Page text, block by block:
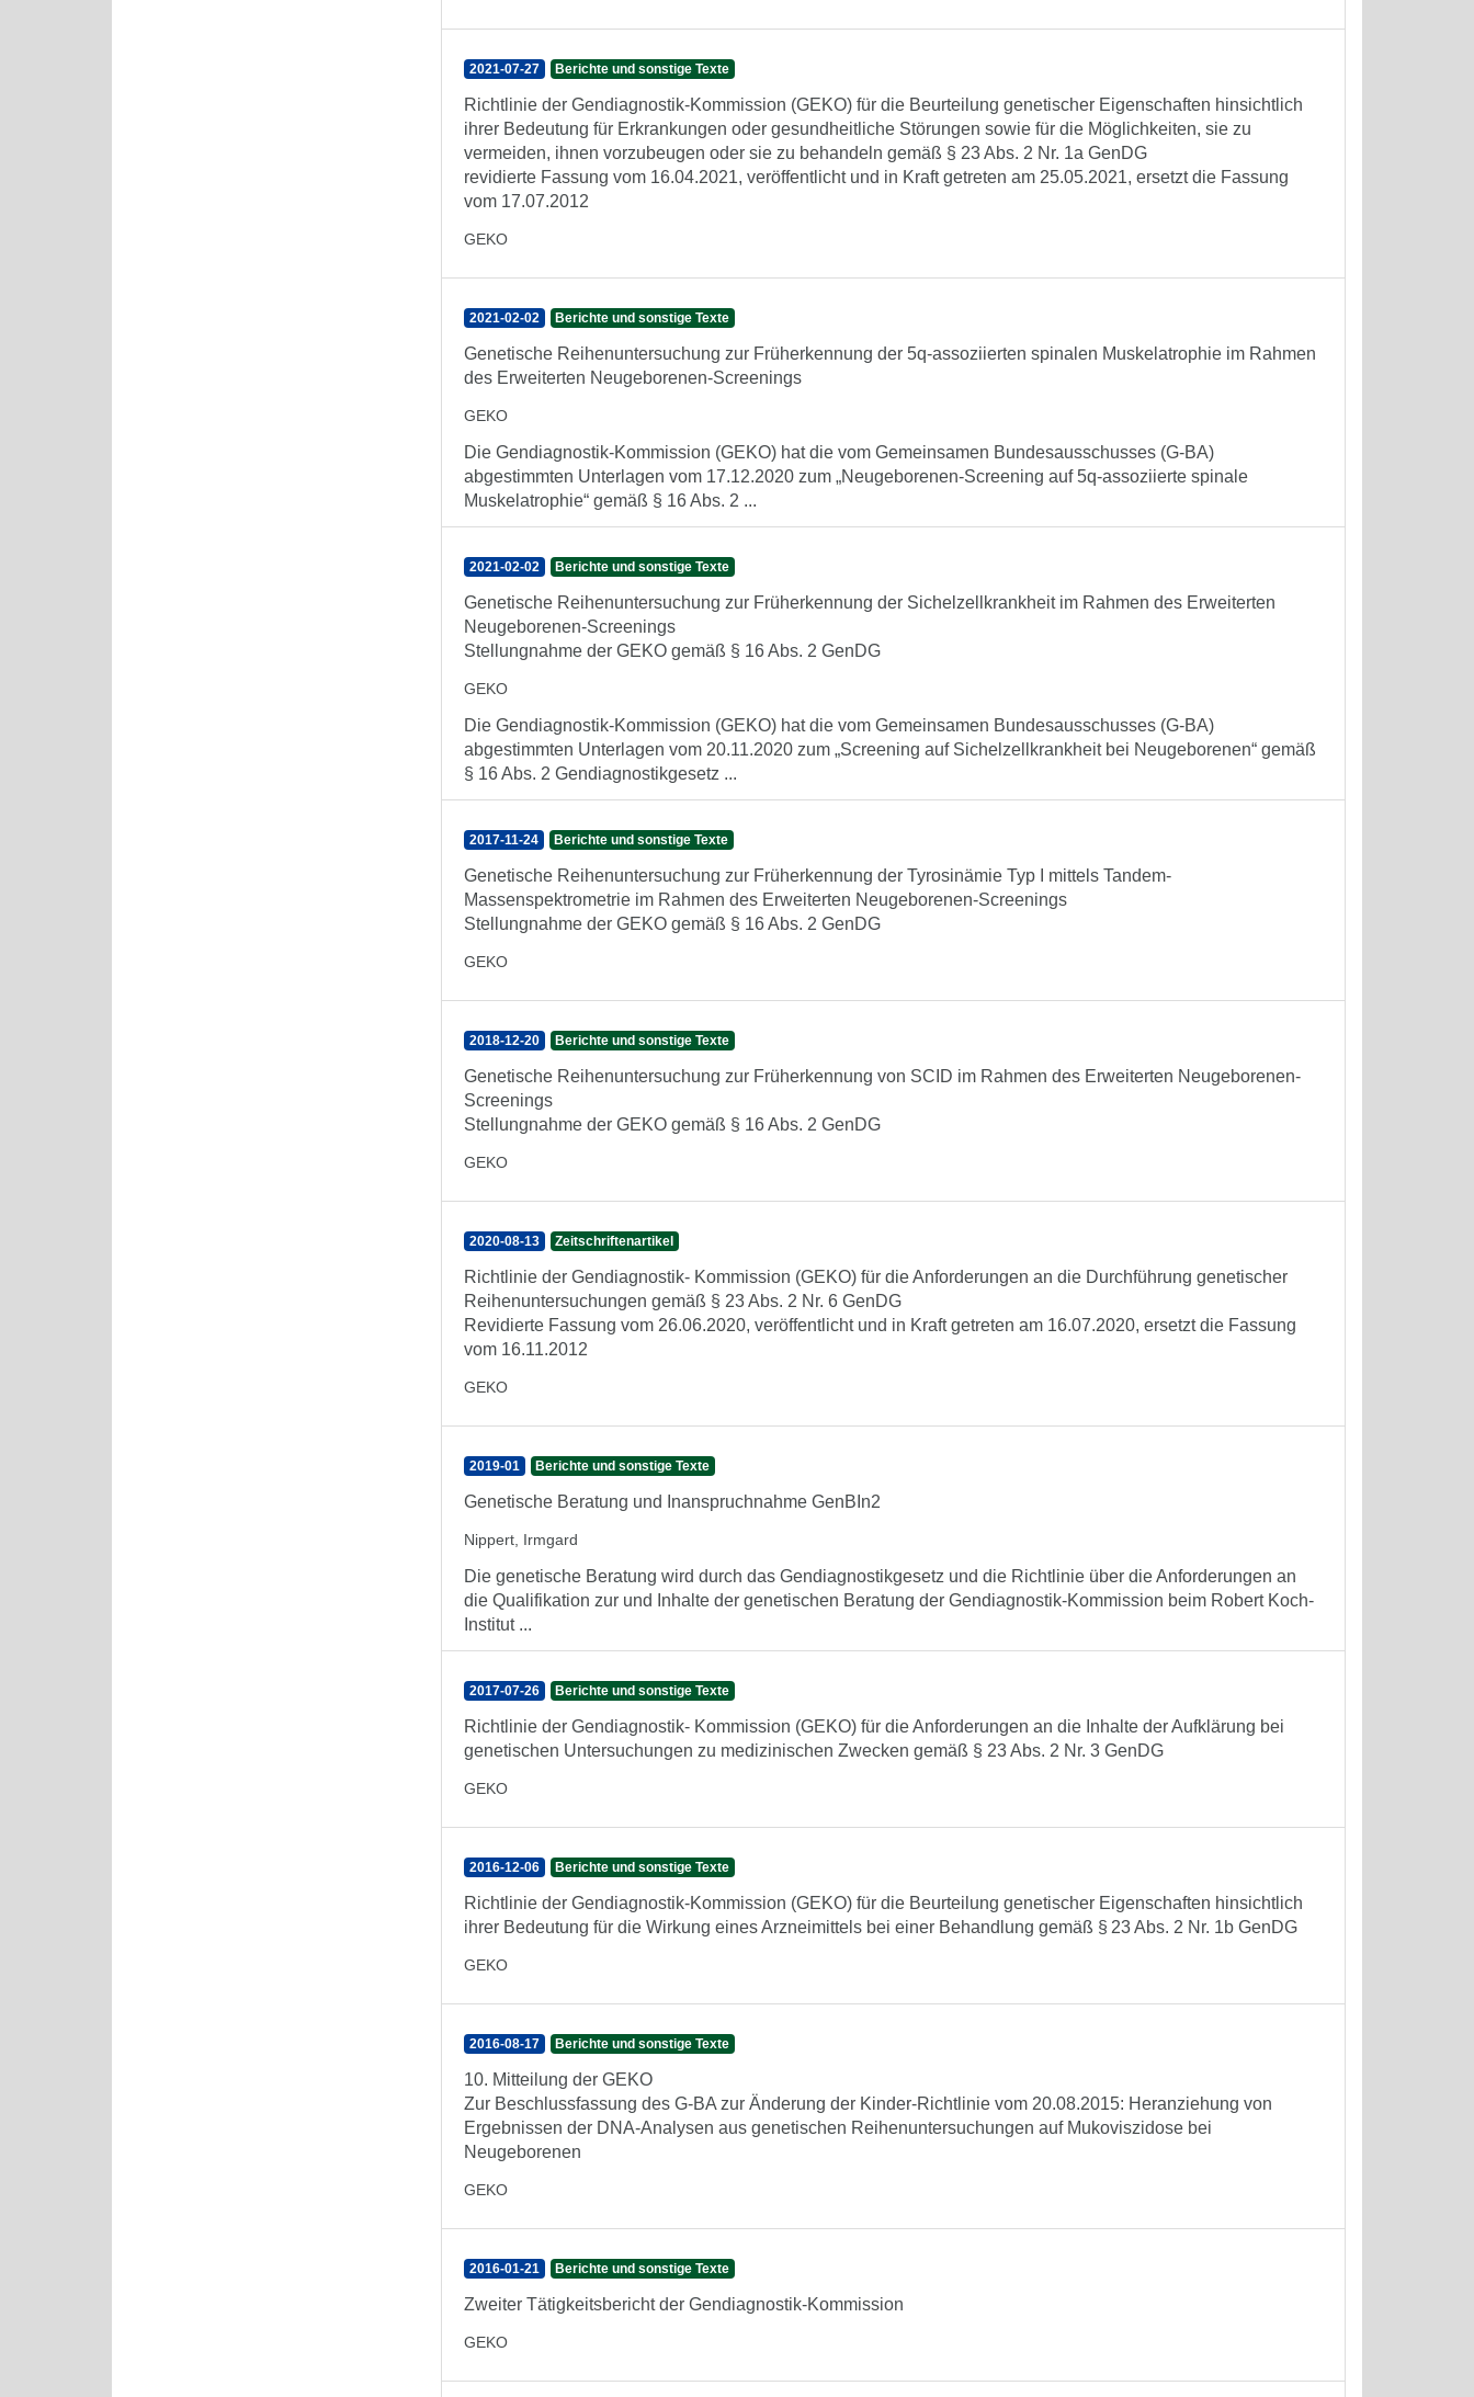
2021-07-27 Berichte und sonstige Texte
Richtlinie der Gendiagnostik-Kommission (GEKO) für die Beurteilung genetischer Eigenschaften hinsichtlich
ihrer Bedeutung für Erkrankungen oder gesundheitliche Störungen sowie für die Möglichkeiten, sie zu
vermeiden, ihnen vorzubeugen oder sie zu behandeln gemäß § 23 Abs. 2 Nr. 1a GenDG
revidierte Fassung vom 16.04.2021, veröffentlicht und in Kraft getreten am 25.05.2021, ersetzt die Fassung
vom 17.07.2012
GEKO
2021-02-02 Berichte und sonstige Texte
Genetische Reihenuntersuchung zur Früherkennung der 5q-assoziierten spinalen Muskelatrophie im Rahmen
des Erweiterten Neugeborenen-Screenings
GEKO
Die Gendiagnostik-Kommission (GEKO) hat die vom Gemeinsamen Bundesausschusses (G-BA)
abgestimmten Unterlagen vom 17.12.2020 zum „Neugeborenen-Screening auf 5q-assoziierte spinale
Muskelatrophie“ gemäß § 16 Abs. 2 ...
2021-02-02 Berichte und sonstige Texte
Genetische Reihenuntersuchung zur Früherkennung der Sichelzellkrankheit im Rahmen des Erweiterten
Neugeborenen-Screenings
Stellungnahme der GEKO gemäß § 16 Abs. 2 GenDG
GEKO
Die Gendiagnostik-Kommission (GEKO) hat die vom Gemeinsamen Bundesausschusses (G-BA)
abgestimmten Unterlagen vom 20.11.2020 zum „Screening auf Sichelzellkrankheit bei Neugeborenen“ gemäß
§ 16 Abs. 2 Gendiagnostikgesetz ...
2017-11-24 Berichte und sonstige Texte
Genetische Reihenuntersuchung zur Früherkennung der Tyrosinämie Typ I mittels Tandem-
Massenspektrometrie im Rahmen des Erweiterten Neugeborenen-Screenings
Stellungnahme der GEKO gemäß § 16 Abs. 2 GenDG
GEKO
2018-12-20 Berichte und sonstige Texte
Genetische Reihenuntersuchung zur Früherkennung von SCID im Rahmen des Erweiterten Neugeborenen-
Screenings
Stellungnahme der GEKO gemäß § 16 Abs. 2 GenDG
GEKO
2020-08-13 Zeitschriftenartikel
Richtlinie der Gendiagnostik- Kommission (GEKO) für die Anforderungen an die Durchführung genetischer
Reihenuntersuchungen gemäß § 23 Abs. 2 Nr. 6 GenDG
Revidierte Fassung vom 26.06.2020, veröffentlicht und in Kraft getreten am 16.07.2020, ersetzt die Fassung
vom 16.11.2012
GEKO
2019-01 Berichte und sonstige Texte
Genetische Beratung und Inanspruchnahme GenBIn2
Nippert, Irmgard
Die genetische Beratung wird durch das Gendiagnostikgesetz und die Richtlinie über die Anforderungen an
die Qualifikation zur und Inhalte der genetischen Beratung der Gendiagnostik-Kommission beim Robert Koch-
Institut ...
2017-07-26 Berichte und sonstige Texte
Richtlinie der Gendiagnostik- Kommission (GEKO) für die Anforderungen an die Inhalte der Aufklärung bei
genetischen Untersuchungen zu medizinischen Zwecken gemäß § 23 Abs. 2 Nr. 3 GenDG
GEKO
2016-12-06 Berichte und sonstige Texte
Richtlinie der Gendiagnostik-Kommission (GEKO) für die Beurteilung genetischer Eigenschaften hinsichtlich
ihrer Bedeutung für die Wirkung eines Arzneimittels bei einer Behandlung gemäß § 23 Abs. 2 Nr. 1b GenDG
GEKO
2016-08-17 Berichte und sonstige Texte
10. Mitteilung der GEKO
Zur Beschlussfassung des G-BA zur Änderung der Kinder-Richtlinie vom 20.08.2015: Heranziehung von
Ergebnissen der DNA-Analysen aus genetischen Reihenuntersuchungen auf Mukoviszidose bei
Neugeborenen
GEKO
2016-01-21 Berichte und sonstige Texte
Zweiter Tätigkeitsbericht der Gendiagnostik-Kommission
GEKO